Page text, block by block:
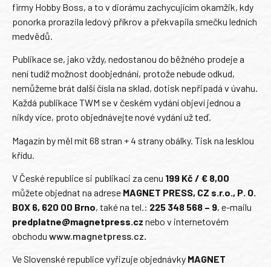
firmy Hobby Boss, a to v diorámu zachycujícím okamžik, kdy
ponorka prorazila ledový příkrov a překvapila smečku ledních
medvědů.
Publikace se, jako vždy, nedostanou do běžného prodeje a
není tudíž možnost doobjednání, protože nebude odkud,
nemůžeme brát další čísla na sklad, dotisk nepřipadá v úvahu.
Každá publikace TWM se v českém vydání objeví jednou a
nikdy více, proto objednávejte nové vydání už teď.
Magazín by měl mít 68 stran + 4 strany obálky. Tisk na lesklou
křídu.
V České republice si publikaci za cenu 199 Kč / € 8,00
můžete objednat na adrese MAGNET PRESS, CZ s.r.o., P. O.
BOX 6, 620 00 Brno, také na tel.: 225 348 568 – 9, e-mailu
predplatne@magnetpress.cz nebo v internetovém
obchodu www.magnetpress.cz.
Ve Slovenské republice vyřizuje objednávky MAGNET